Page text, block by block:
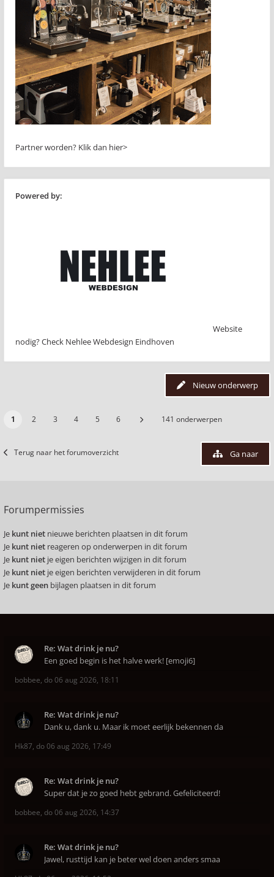
Partner worden? Klik dan hier>
Powered by:
Website
nodig? Check Nehlee Webdesign Eindhoven
Nieuw onderwerp
1 2 3 4 5 6 141 onderwerpen
Terug naar het forumoverzicht Ga naar
Forumpermissies
Je kunt niet nieuwe berichten plaatsen in dit forum
Je kunt niet reageren op onderwerpen in dit forum
Je kunt niet je eigen berichten wijzigen in dit forum
Je kunt niet je eigen berichten verwijderen in dit forum
Je kunt geen bijlagen plaatsen in dit forum
Re: Wat drink je nu?
Een goed begin is het halve werk! [emoji6]
bobbee, do 06 aug 2026, 18:11
Re: Wat drink je nu?
Dank u, dank u. Maar ik moet eerlijk bekennen da
Hk87, do 06 aug 2026, 17:49
Re: Wat drink je nu?
Super dat je zo goed hebt gebrand. Gefeliciteerd!
bobbee, do 06 aug 2026, 14:37
Re: Wat drink je nu?
Jawel, rusttijd kan je beter wel doen anders smaa